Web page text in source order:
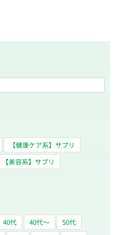
【健康ケア系】サプリ
【美容系】サプリ
40代 40代～
50代